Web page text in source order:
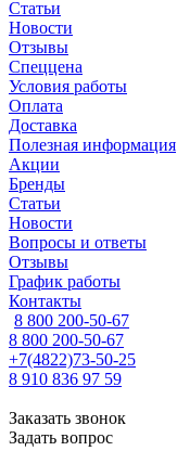
Статьи
Новости
Отзывы
Спеццена
Условия работы
Оплата
Доставка
Полезная информация
Акции
Бренды
Статьи
Новости
Вопросы и ответы
Отзывы
График работы
Контакты
8 800 200-50-67
8 800 200-50-67
+7(4822)73-50-25
8 910 836 97 59
Заказать звонок
Задать вопрос